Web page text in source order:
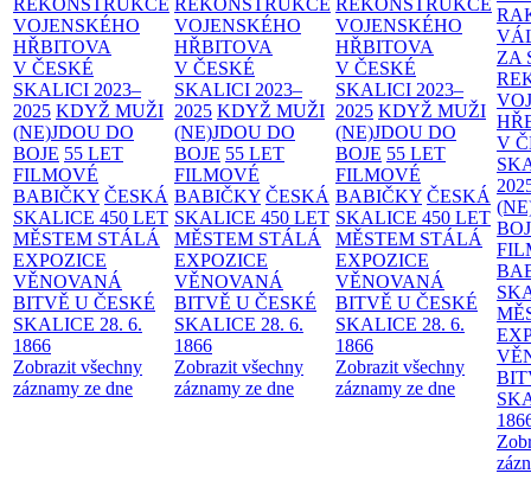
REKONSTRUKCE
VOJENSKÉHO
HŘBITOVA
V ČESKÉ
SKALICI 2023–
2025 KDYŽ MUŽI
(NE)JDOU DO
BOJE 55 LET
FILMOVÉ
BABIČKY ČESKÁ
SKALICE 450 LET
MĚSTEM STÁLÁ
EXPOZICE
VĚNOVANÁ
BITVĚ U ČESKÉ
SKALICE 28. 6.
1866
Zobrazit všechny
záznamy ze dne
REKONSTRUKCE
VOJENSKÉHO
HŘBITOVA
V ČESKÉ
SKALICI 2023–
2025 KDYŽ MUŽI
(NE)JDOU DO
BOJE 55 LET
FILMOVÉ
BABIČKY ČESKÁ
SKALICE 450 LET
MĚSTEM STÁLÁ
EXPOZICE
VĚNOVANÁ
BITVĚ U ČESKÉ
SKALICE 28. 6.
1866
Zobrazit všechny
záznamy ze dne
REKONSTRUKCE
VOJENSKÉHO
HŘBITOVA
V ČESKÉ
SKALICI 2023–
2025 KDYŽ MUŽI
(NE)JDOU DO
BOJE 55 LET
FILMOVÉ
BABIČKY ČESKÁ
SKALICE 450 LET
MĚSTEM STÁLÁ
EXPOZICE
VĚNOVANÁ
BITVĚ U ČESKÉ
SKALICE 28. 6.
1866
Zobrazit všechny
záznamy ze dne
ZA
V